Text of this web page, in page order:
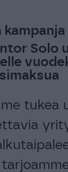
kampanja
Solo
tukea